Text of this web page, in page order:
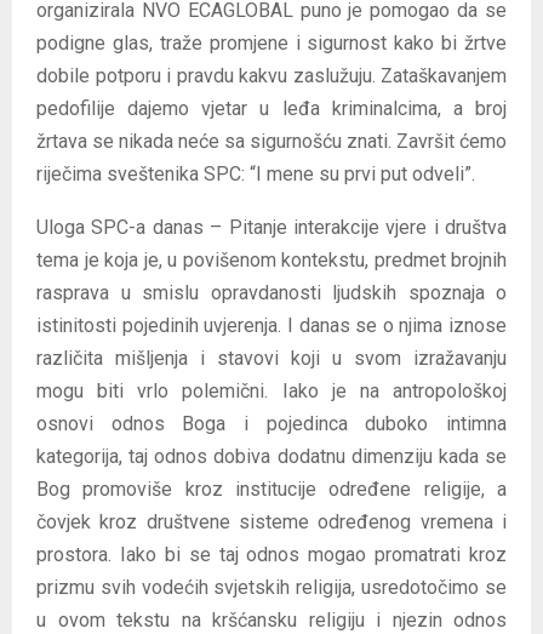
organizirala NVO ECAGLOBAL puno je pomogao da se
podigne glas, traže promjene i sigurnost kako bi žrtve
dobile potporu i pravdu kakvu zaslužuju. Zataškavanjem
pedofilije dajemo vjetar u leđa kriminalcima, a broj
žrtava se nikada neće sa sigurnošću znati. Završit ćemo
riječima sveštenika SPC: “I mene su prvi put odveli”.
Uloga SPC-a danas – Pitanje interakcije vjere i društva
tema je koja je, u povišenom kontekstu, predmet brojnih
rasprava u smislu opravdanosti ljudskih spoznaja o
istinitosti pojedinih uvjerenja. I danas se o njima iznose
različita mišljenja i stavovi koji u svom izražavanju
mogu biti vrlo polemični. Iako je na antropološkoj
osnovi odnos Boga i pojedinca duboko intimna
kategorija, taj odnos dobiva dodatnu dimenziju kada se
Bog promoviše kroz institucije određene religije, a
čovjek kroz društvene sisteme određenog vremena i
prostora. Iako bi se taj odnos mogao promatrati kroz
prizmu svih vodećih svjetskih religija, usredotočimo se
u ovom tekstu na kršćansku religiju i njezin odnos